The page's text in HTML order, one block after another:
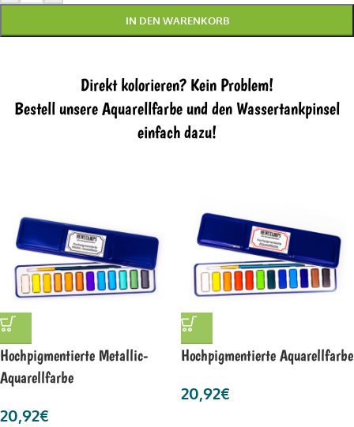
IN DEN WARENKORB
Direkt kolorieren? Kein Problem!
Bestell unsere Aquarellfarbe und den Wassertankpinsel
einfach dazu!
Hochpigmentierte Metallic-
Aquarellfarbe
20,92€
Hochpigmentierte Aquarellfarbe
20,92€